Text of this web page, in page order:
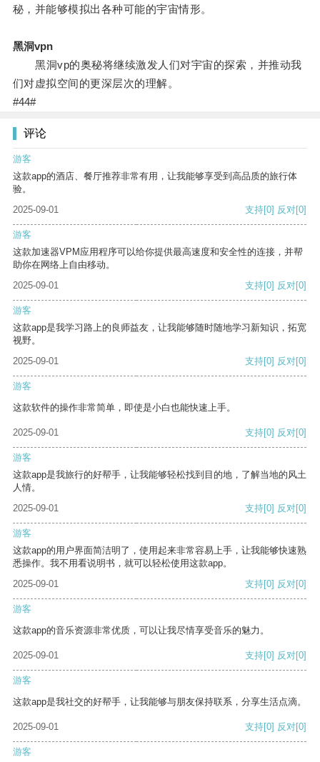
秘，并能够模拟出各种可能的宇宙情形。
黑洞vpn
黑洞vp的奥秘将继续激发人们对宇宙的探索，并推动我
们对虚拟空间的更深层次的理解。
#44#
评论
游客
这款app的酒店、餐厅推荐非常有用，让我能够享受到高品质的旅行体
验。
2025-09-01
支持[0] 反对[0]
游客
这款加速器VPM应用程序可以给你提供最高速度和安全性的连接，并帮
助你在网络上自由移动。
2025-09-01
支持[0] 反对[0]
游客
这款app是我学习路上的良师益友，让我能够随时随地学习新知识，拓宽
视野。
2025-09-01
支持[0] 反对[0]
游客
这款软件的操作非常简单，即使是小白也能快速上手。
2025-09-01 支持[0] 反对[0]
游客
这款app是我旅行的好帮手，让我能够轻松找到目的地，了解当地的风土
人情。
2025-09-01
支持[0] 反对[0]
游客
这款app的用户界面简洁明了，使用起来非常容易上手，让我能够快速熟
悉操作。我不用看说明书，就可以轻松使用这款app。
2025-09-01
支持[0] 反对[0]
游客
这款app的音乐资源非常优质，可以让我尽情享受音乐的魅力。
2025-09-01 支持[0] 反对[0]
游客
这款app是我社交的好帮手，让我能够与朋友保持联系，分享生活点滴。
2025-09-01 支持[0] 反对[0]
游客